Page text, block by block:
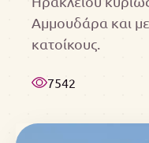
Αμμουδάρα και
κατοίκους.
7542